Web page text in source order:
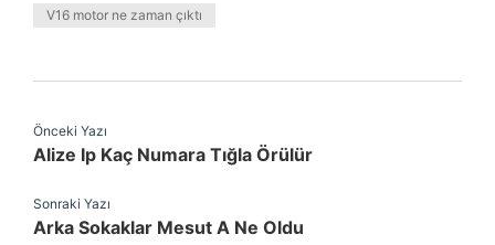
V16 motor ne zaman çıktı
Önceki Yazı
Alize Ip Kaç Numara Tığla Örülür
Sonraki Yazı
Arka Sokaklar Mesut A Ne Oldu